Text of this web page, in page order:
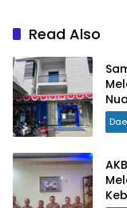
Read Also